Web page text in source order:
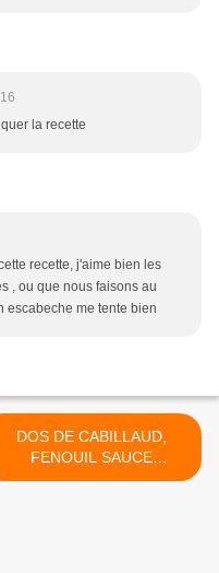
la recette
recette, j'aime bien les
, ou que nous faisons au
escabeche me tente bien
DOS DE CABILLAUD,
FENOUIL SAUCE
TOMATES CAPRES ET